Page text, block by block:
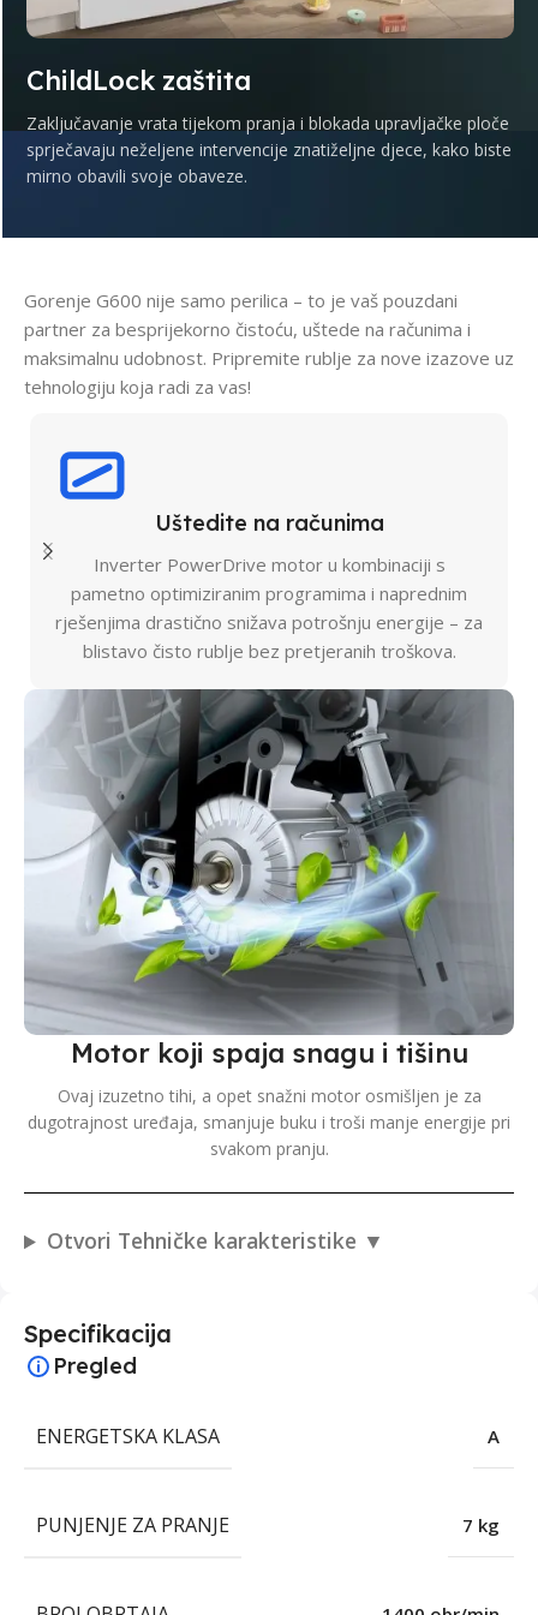
ChildLock zaštita
Zaključavanje vrata tijekom pranja i blokada upravljačke ploče
sprječavaju neželjene intervencije znatiželjne djece, kako biste
mirno obavili svoje obaveze.
Gorenje G600 nije samo perilica – to je vaš pouzdani
partner za besprijekorno čistoću, uštede na računima i
maksimalnu udobnost. Pripremite rublje za nove izazove uz
tehnologiju koja radi za vas!
Uštedite na računima
Inverter PowerDrive motor u kombinaciji s
pametno optimiziranim programima i naprednim
rješenjima drastično snižava potrošnju energije – za
blistavo čisto rublje bez pretjeranih troškova.
Motor koji spaja snagu i tišinu
Ovaj izuzetno tihi, a opet snažni motor osmišljen je za
dugotrajnost uređaja, smanjuje buku i troši manje energije pri
svakom pranju.
Otvori Tehničke karakteristike
Specifikacija
Pregled
ENERGETSKA KLASA A
PUNJENJE ZA PRANJE 7 kg